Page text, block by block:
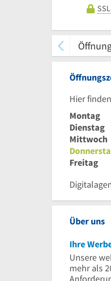
Hier
Montag
Dienstag
Mittwoch
Freitag
Über uns
Ihre
Unsere
mehr als